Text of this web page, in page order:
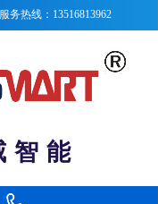
务热线：13516813962
智 能